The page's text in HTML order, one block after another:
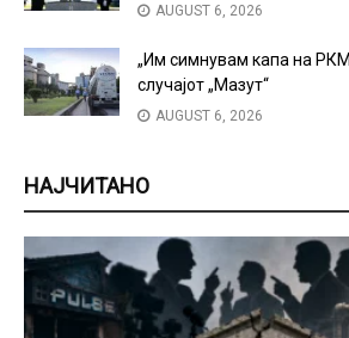
AUGUST 6, 2026
„Им симнувам капа на
случајот „Мазут“
AUGUST 6, 2026
НАЈЧИТАНО